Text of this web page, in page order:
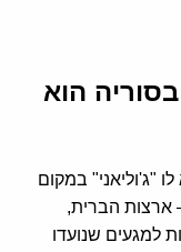
הוא
"ג'וליאני" במקום
ארצות הברית,
למגעים שנועדו